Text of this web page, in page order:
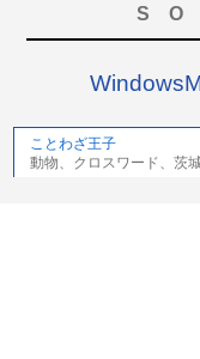
ことわざ王子
動物、クロスワード、茨